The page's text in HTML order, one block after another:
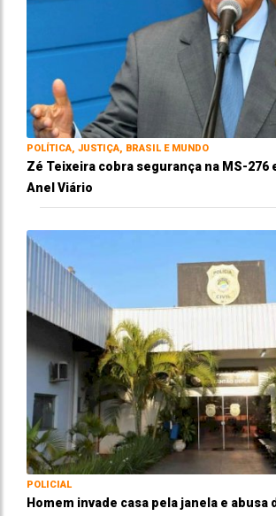
POLÍTICA, JUSTIÇA, BRASIL E MUNDO
Zé Teixeira cobra segurança na MS-276
Anel Viário
POLICIAL
Homem invade casa pela janela e abusa